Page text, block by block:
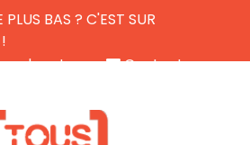
BAS ? C'EST SUR
de retour
Contactez-nous